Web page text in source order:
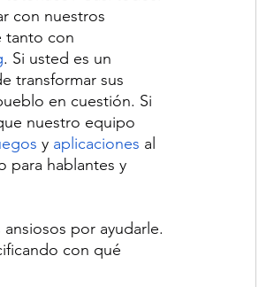
con nuestros
tanto con
. Si usted es un
transformar sus
en cuestión. Si
nuestro equipo
y aplicaciones al
para hablantes y
por ayudarle.
con qué